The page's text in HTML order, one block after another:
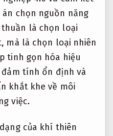
án chọn nguồn năng
là chọn loại
mà là chọn loại nhiên
tinh gọn hóa hiệu
tính ổn định và
khắt khe về môi
việc.
của khí thiên